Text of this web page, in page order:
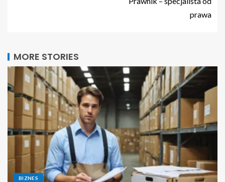
prawa
MORE STORIES
BIZNES